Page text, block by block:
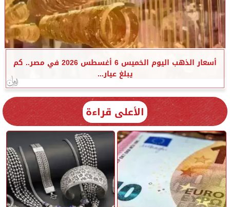
أسعار الذهب اليوم الخميس 6 أغسطس 2026 في مصر.. كم
يبلغ عيار...
الأعلى قراءة